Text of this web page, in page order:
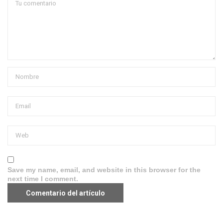
Save my name, email, and website in this browser for the
next time I comment.